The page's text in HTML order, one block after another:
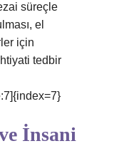
süreçle
el
için
tedbir
İnsani